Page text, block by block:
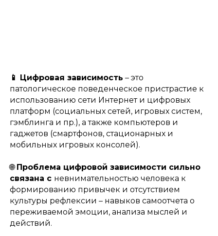
📱 Цифровая зависимость – это
патологическое поведенческое пристрастие к
использованию сети Интернет и цифровых
платформ (социальных сетей, игровых систем,
гэмблинга и пр.), а также компьютеров и
гаджетов (смартфонов, стационарных и
мобильных игровых консолей).
🌐Проблема цифровой зависимости сильно
связана с невнимательностью человека к
формированию привычек и отсутствием
культуры рефлексии – навыков самоотчета о
переживаемой эмоции, анализа мыслей и
действий.